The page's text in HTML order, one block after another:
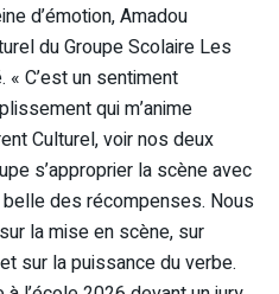
d’émotion, Amadou
du Groupe Scolaire Les
C’est un sentiment
qui m’anime
Culturel, voir nos deux
s’approprier la scène avec
des récompenses. Nous
la mise en scène, sur
sur la puissance du verbe.